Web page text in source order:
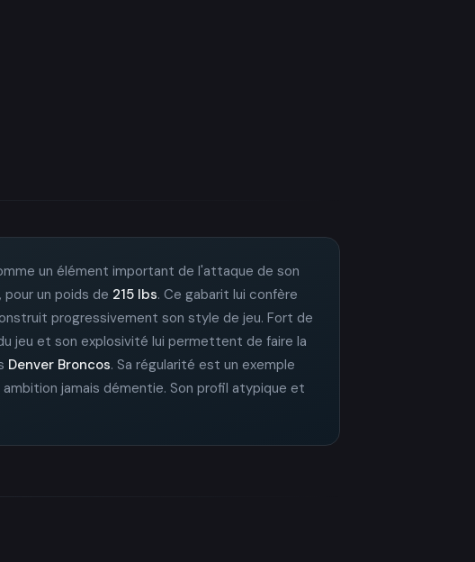
un élément important de l'attaque de son
, pour un poids de 215 lbs. Ce gabarit lui confère
progressivement son style de jeu. Fort de
jeu et son explosivité lui permettent de faire la
Denver Broncos. Sa régularité est un exemple
jamais démentie. Son profil atypique et